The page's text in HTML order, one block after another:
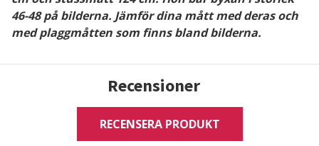
46-48 på bilderna. Jämför dina mått med deras och
med plaggmåtten som finns bland bilderna.
Recensioner
RECENSERA PRODUKT